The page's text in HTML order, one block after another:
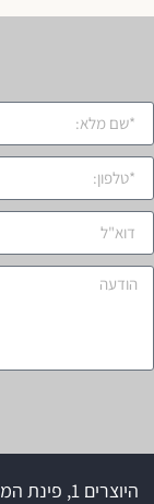
היוצרים 1, פינת המסגר א.ת. צפוני לוד, 71000 טל: 08-9155441